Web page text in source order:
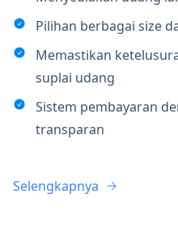
Pilihan berbagai size
Memastikan
suplai udang
Sistem pembayaran
transparan
Selengkapnya